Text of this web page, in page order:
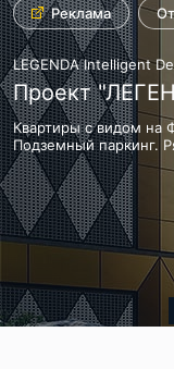
Реклама
LEGENDA Intelligent
Проект
Квартиры с видом на
Подземный паркинг.